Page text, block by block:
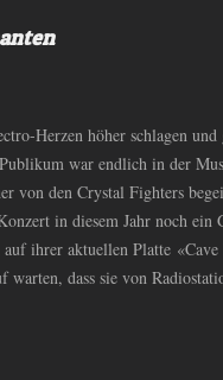
Herzen höher schlagen
war endlich in der
von den Crystal Fighters
in diesem Jahr noch ein
ihrer aktuellen Platte «Cave
warten, dass sie von